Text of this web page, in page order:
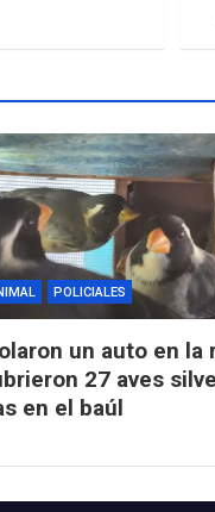
POLICIALES
un auto en la
27 aves
en el baúl